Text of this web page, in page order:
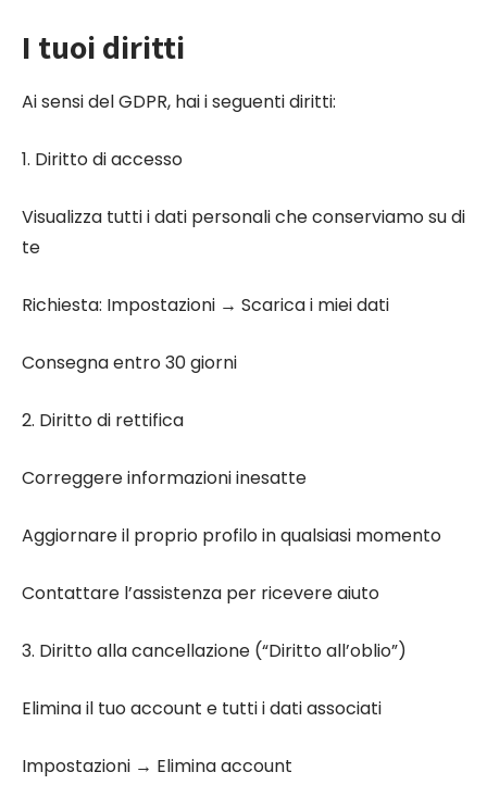
I tuoi diritti
Ai sensi del GDPR, hai i seguenti diritti:
1. Diritto di accesso
Visualizza tutti i dati personali che conserviamo su di
te
Richiesta: Impostazioni → Scarica i miei dati
Consegna entro 30 giorni
2. Diritto di rettifica
Correggere informazioni inesatte
Aggiornare il proprio profilo in qualsiasi momento
Contattare l’assistenza per ricevere aiuto
3. Diritto alla cancellazione (“Diritto all’oblio”)
Elimina il tuo account e tutti i dati associati
Impostazioni → Elimina account